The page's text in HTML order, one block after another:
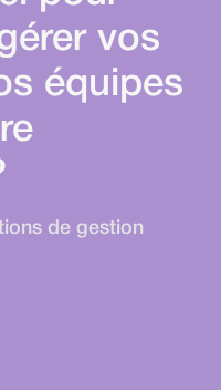
vos
équipes
de gestion